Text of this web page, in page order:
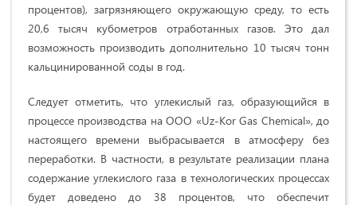
процентов), загрязняющего окружающую среду, то есть
20,6 тысяч кубометров отработанных газов. Это дал
возможность производить дополнительно 10 тысяч тонн
кальцинированной соды в год.
Следует отметить, что углекислый газ, образующийся в
процессе производства на ООО «Uz-Kor Gas Chemical», до
настоящего времени выбрасывается в атмосферу без
переработки. В частности, в результате реализации плана
содержание углекислого газа в технологических процессах
будет доведено до 38 процентов, что обеспечит